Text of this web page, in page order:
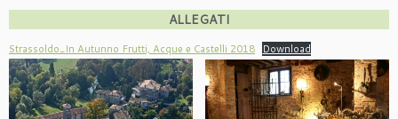
ALLEGATI
Strassoldo_In Autunno Frutti, Acque e Castelli 2018 Download